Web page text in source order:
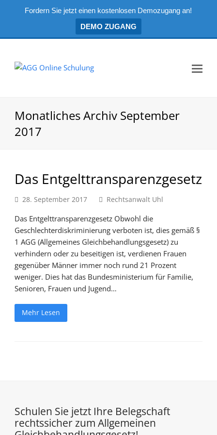
Fordern Sie jetzt einen kostenlosen Demozugang an!
DEMO ZUGANG
Monatliches Archiv September
2017
Das Entgelttransparenzgesetz
28. September 2017 Rechtsanwalt Uhl
Das Entgelttransparenzgesetz Obwohl die
Geschlechterdiskriminierung verboten ist, dies gemäß §
1 AGG (Allgemeines Gleichbehandlungsgesetz) zu
verhindern oder zu beseitigen ist, verdienen Frauen
gegenüber Männer immer noch rund 21 Prozent
weniger. Dies hat das Bundesministerium für Familie,
Senioren, Frauen und Jugend…
Mehr Lesen
Schulen Sie jetzt Ihre Belegschaft
rechtssicher zum Allgemeinen